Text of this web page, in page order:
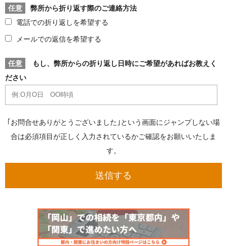
任意
弊所から折り返す際のご連絡方法
電話での折り返しを希望する
メールでの返信を希望する
任意
もし、弊所からの折り返し日時にご希望があればお教えく
ださい
｢お問合せありがとうございました｣という画面にジャンプしない場
合は必須項目が正しく入力されているかご確認をお願いいたしま
す。